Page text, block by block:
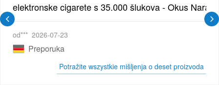
| Elegantna Voćna Kombinacija
elektronske cigarete s 35.000 šlukova - Okus
od*** 2026-07-23
Preporuka
Potražite wszystkie mišljenja o deset proizvoda